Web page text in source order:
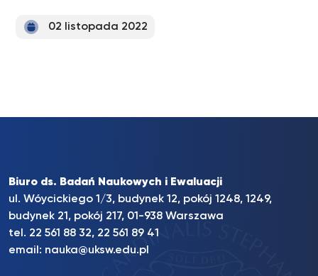
02 listopada 2022
Biuro ds. Badań Naukowych i Ewaluacji
ul. Wóycickiego 1/3, budynek 12, pokój 1248, 1249,
budynek 21, pokój 217, 01-938 Warszawa
tel. 22 561 88 32, 22 561 89 41
email: nauka@uksw.edu.pl